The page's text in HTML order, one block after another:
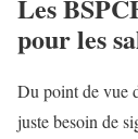
Les
pour les
Du point de vue
juste besoin de